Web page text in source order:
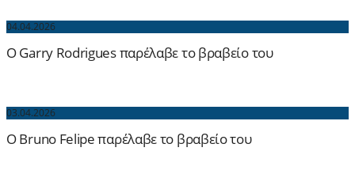
04.04.2026
O Garry Rodrigues παρέλαβε το βραβείο του
03.04.2026
O Bruno Felipe παρέλαβε το βραβείο του